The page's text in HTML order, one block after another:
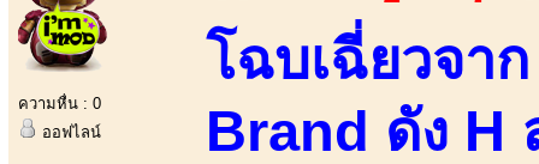
ความหื่น : 0
ออฟไลน์
โฉบเฉี่ยวจา
Brand ดัง H